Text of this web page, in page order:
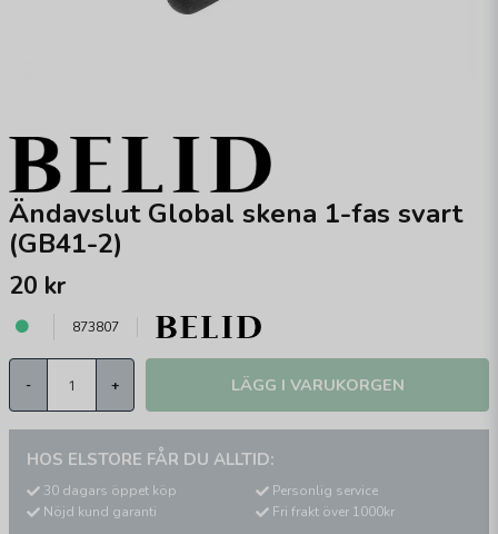
Ändavslut Global skena 1-fas svart
(GB41-2)
20 kr
873807
- + LÄGG I VARUKORGEN
HOS ELSTORE FÅR DU ALLTID:
30 dagars öppet köp
Nöjd kund garanti
Personlig service
Fri frakt över 1000kr